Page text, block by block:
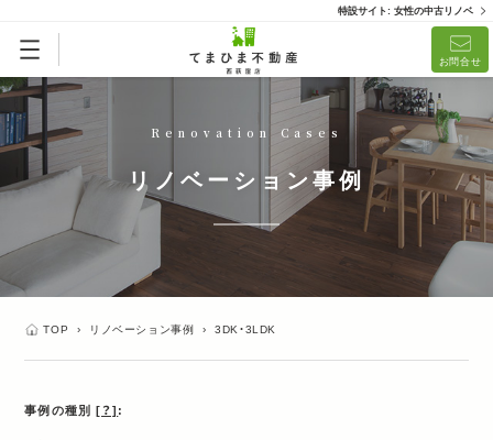
特設サイト: 女性の中古リノベ
お問合せ
Renovation Cases
リノベーション事例
TOP › リノベーション事例 › 3DK・3LDK
事例の種別 [？]